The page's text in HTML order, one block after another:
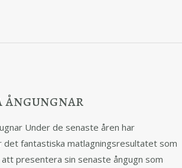
ångungnar
Under de senaste åren har
fantastiska matlagningsresultatet som
presentera sin senaste ångugn som